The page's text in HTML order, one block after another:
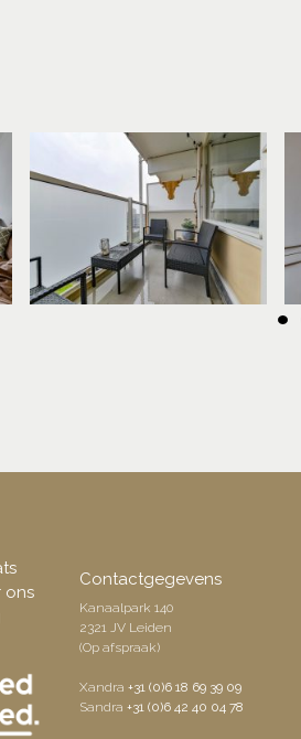
ons
Contactgegevens
Kanaalpark 140
2321 JV Leiden
(Op afspraak)
Xandra +31 (0)6 18 69 39 09
Sandra +31 (0)6 42 40 04 78